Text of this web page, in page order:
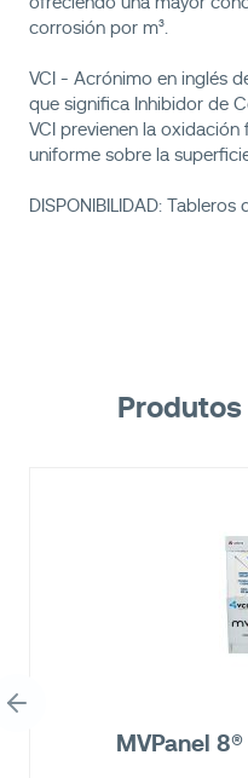
corrosión por m³.
VCI - Acrónimo en inglés
que significa Inhibidor de
VCI previenen la
uniforme sobre la
DISPONIBILIDAD: Tableros
MVPanel